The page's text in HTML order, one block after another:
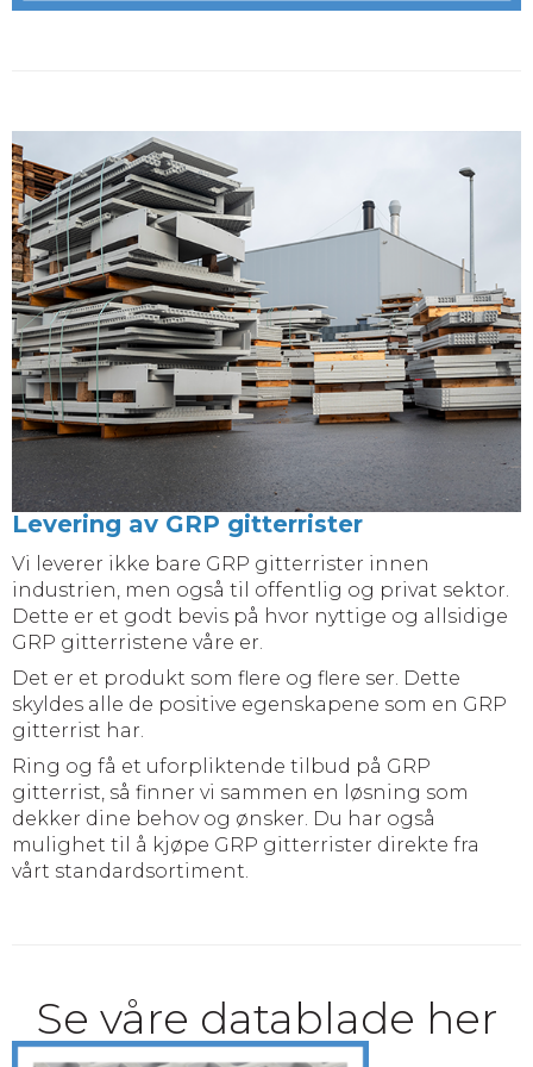
Levering av GRP gitterrister
Vi leverer ikke bare GRP gitterrister innen
industrien, men også til offentlig og privat sektor.
Dette er et godt bevis på hvor nyttige og allsidige
GRP gitterristene våre er.
Det er et produkt som flere og flere ser. Dette
skyldes alle de positive egenskapene som en GRP
gitterrist har.
Ring og få et uforpliktende tilbud på GRP
gitterrist, så finner vi sammen en løsning som
dekker dine behov og ønsker. Du har også
mulighet til å kjøpe GRP gitterrister direkte fra
vårt standardsortiment.
Se våre datablade her